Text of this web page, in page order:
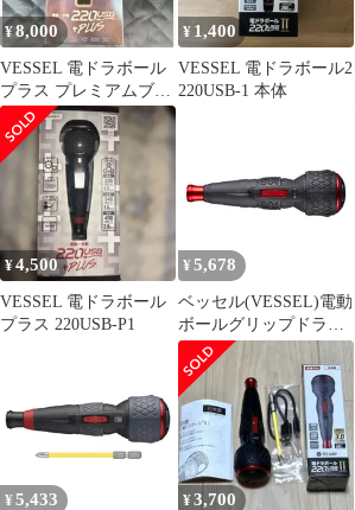
¥8,000
VESSEL 電ドラボール
プラス プレミアムブル
ー 220USB-P1BL
¥ 1,400
VESSEL 電ドラボール2
220USB-1 本体
¥4,500
VESSEL 電ドラボール
プラス 220USB-P1
¥ 5,678
ベッセル(VESSEL)電動
ボールグリップドライ
バー〈本体のみ〉電ド
ラボールIIUSBタイプC
で充電最大出力トルク
3N・m220USBC
¥ 5,433 ¥3,700